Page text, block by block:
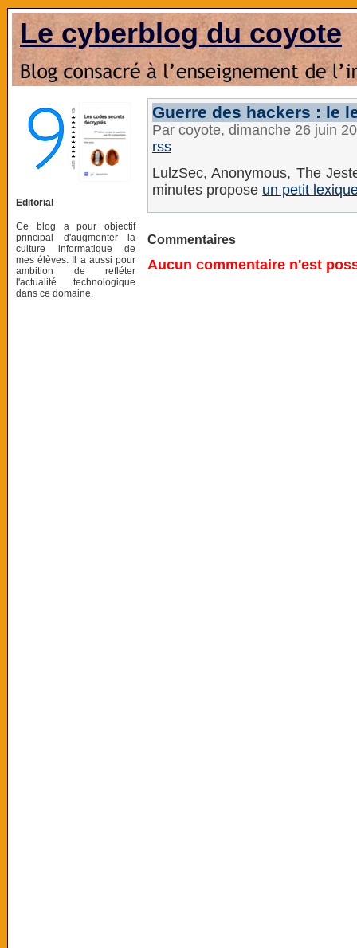
Le cyberblog du coyote
Editorial
Ce blog a pour objectif
principal d'augmenter la
culture informatique de
mes élèves. Il a aussi pour
ambition de refléter
l'actualité technologique
dans ce domaine.
Guerre des hackers : le
Par coyote, dimanche 26 juin
rss
LulzSec, Anonymous, The
minutes propose un petit
Commentaires
Aucun commentaire n'est